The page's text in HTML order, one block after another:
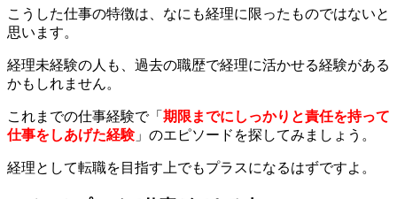
こうした仕事の特徴は、なにも経理に限ったものではないと
思います。
経理未経験の人も、過去の職歴で経理に活かせる経験がある
かもしれません。
これまでの仕事経験で「 期限までにしっかりと責任を持って
仕事をしあげた経験」のエピソードを探してみましょう。
経理として転職を目指す上でもプラスになるはずですよ。